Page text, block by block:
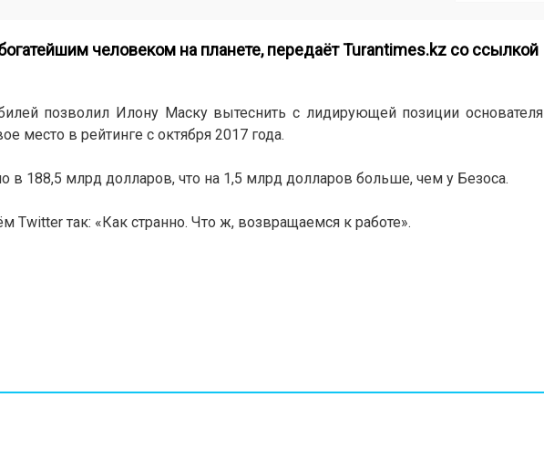
человеком на планете, передаётTurantimes.kz со ссылкой
позволил Илону Маску вытеснить с лидирующей позиции основателя
место в рейтинге с октября 2017 года.
в 188,5 млрд долларов, что на 1,5 млрд долларов больше, чем у Безоса.
Twitter так: «Как странно. Что ж, возвращаемся к работе».